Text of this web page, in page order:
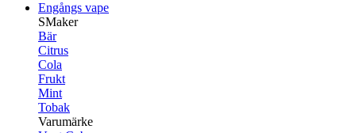
Engångs vape
SMaker
Bär
Citrus
Cola
Frukt
Mint
Tobak
Varumärke